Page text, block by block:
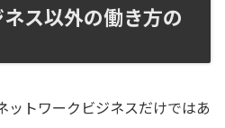
ス以外の働き方の
ットワークビジネスだけではあ